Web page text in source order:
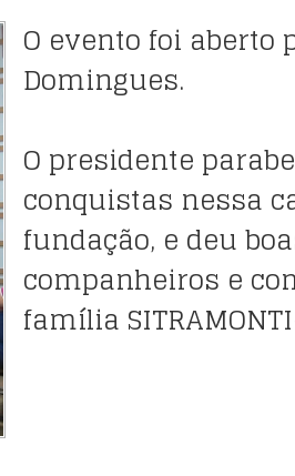
O evento foi aberto
Domingues.
O presidente
conquistas nessa
fundação, e deu
companheiros e
família